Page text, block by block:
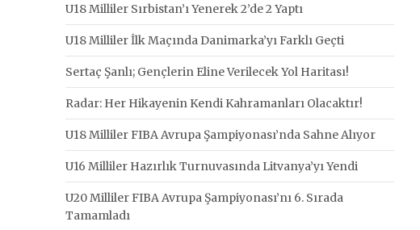
U18 Milliler Sırbistan’ı Yenerek 2’de 2 Yaptı
U18 Milliler İlk Maçında Danimarka’yı Farklı Geçti
Sertaç Şanlı; Gençlerin Eline Verilecek Yol Haritası!
Radar: Her Hikayenin Kendi Kahramanları Olacaktır!
U18 Milliler FIBA Avrupa Şampiyonası’nda Sahne Alıyor
U16 Milliler Hazırlık Turnuvasında Litvanya’yı Yendi
U20 Milliler FIBA Avrupa Şampiyonası’nı 6. Sırada
Tamamladı